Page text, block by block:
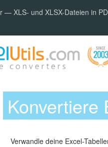
— XLS- und XLSX-Dateien in
Konvertiere
Verwandle deine Excel-